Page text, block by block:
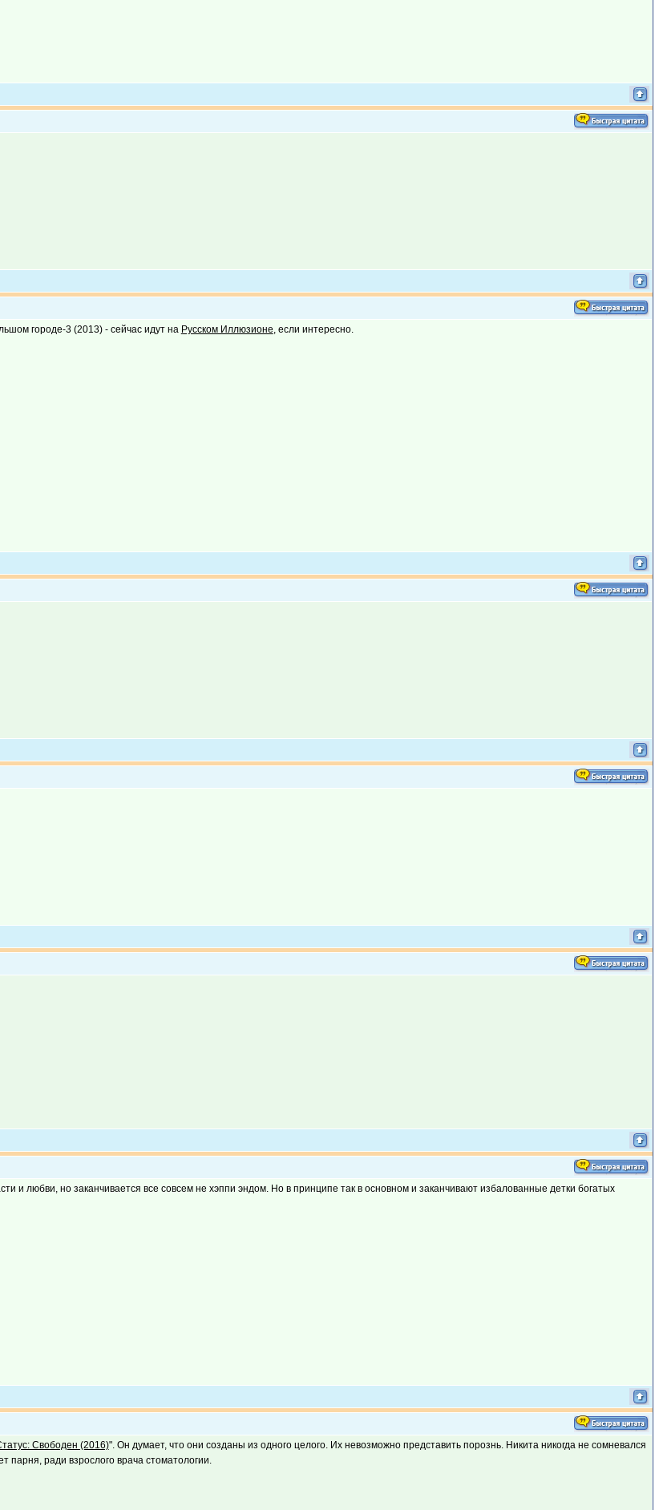
городе-3 (2013) - сейчас идут на Русском Иллюзионе, если интересно.
и любви, но заканчивается все совсем не хэппи эндом. Но в принципе так в основном и заканчивают избалованные детки богатых
Свободен (2016)". Он думает, что они созданы из одного целого. Их невозможно представить порознь. Никита никогда не сомневался
парня, ради взрослого врача стоматологии.